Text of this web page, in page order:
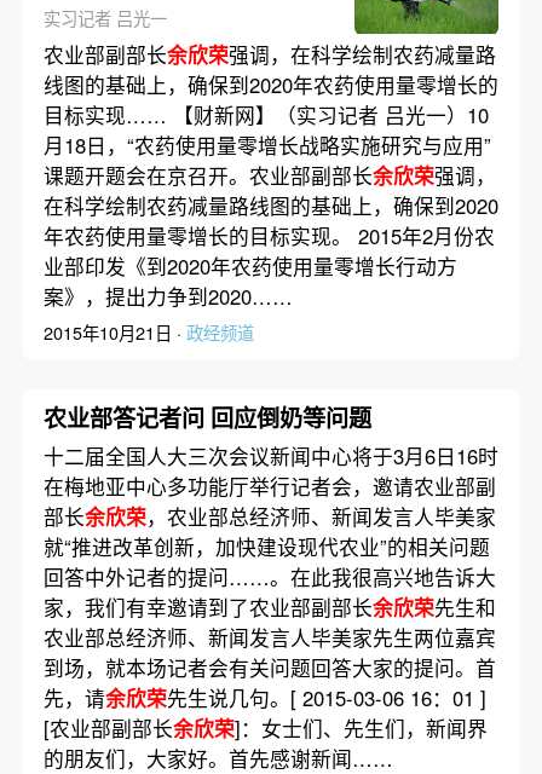
实习记者 吕光一
农业部副部长余欣荣强调，在科学绘制农药减量路
线图的基础上，确保到2020年农药使用量零增长的
目标实现…… 【财新网】（实习记者 吕光一）10
月18日，“农药使用量零增长战略实施研究与应用”
课题开题会在京召开。农业部副部长余欣荣强调，
在科学绘制农药减量路线图的基础上，确保到2020
年农药使用量零增长的目标实现。 2015年2月份农
业部印发《到2020年农药使用量零增长行动方
案》，提出力争到2020……
2015年10月21日 · 政经频道
农业部答记者问 回应倒奶等问题
十二届全国人大三次会议新闻中心将于3月6日16时
在梅地亚中心多功能厅举行记者会，邀请农业部副
部长余欣荣，农业部总经济师、新闻发言人毕美家
就“推进改革创新，加快建设现代农业”的相关问题
回答中外记者的提问……。在此我很高兴地告诉大
家，我们有幸邀请到了农业部副部长余欣荣先生和
农业部总经济师、新闻发言人毕美家先生两位嘉宾
到场，就本场记者会有关问题回答大家的提问。首
先，请余欣荣先生说几句。[ 2015-03-06 16：01 ]
[农业部副部长余欣荣]：女士们、先生们，新闻界
的朋友们，大家好。首先感谢新闻……